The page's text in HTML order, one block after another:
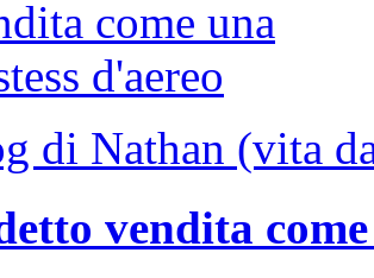
di Nathan (vita
vendita